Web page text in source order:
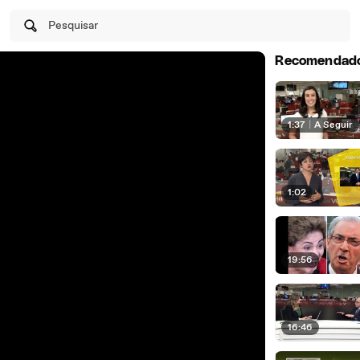
Pesquisar
1:37 A Seguir
1:02
19:56
16:46